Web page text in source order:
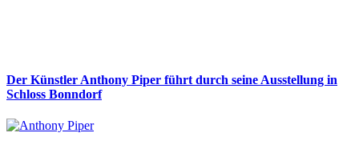
Der Künstler Anthony Piper führt durch seine Ausstellung in
Schloss Bonndorf